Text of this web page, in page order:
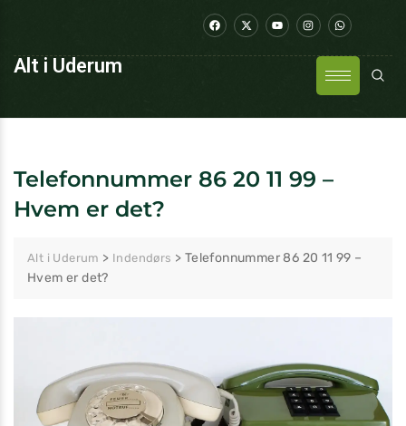
Alt i Uderum
Telefonnummer 86 20 11 99 –
Hvem er det?
Alt i Uderum > Indendørs > Telefonnummer 86 20 11 99 –
Hvem er det?